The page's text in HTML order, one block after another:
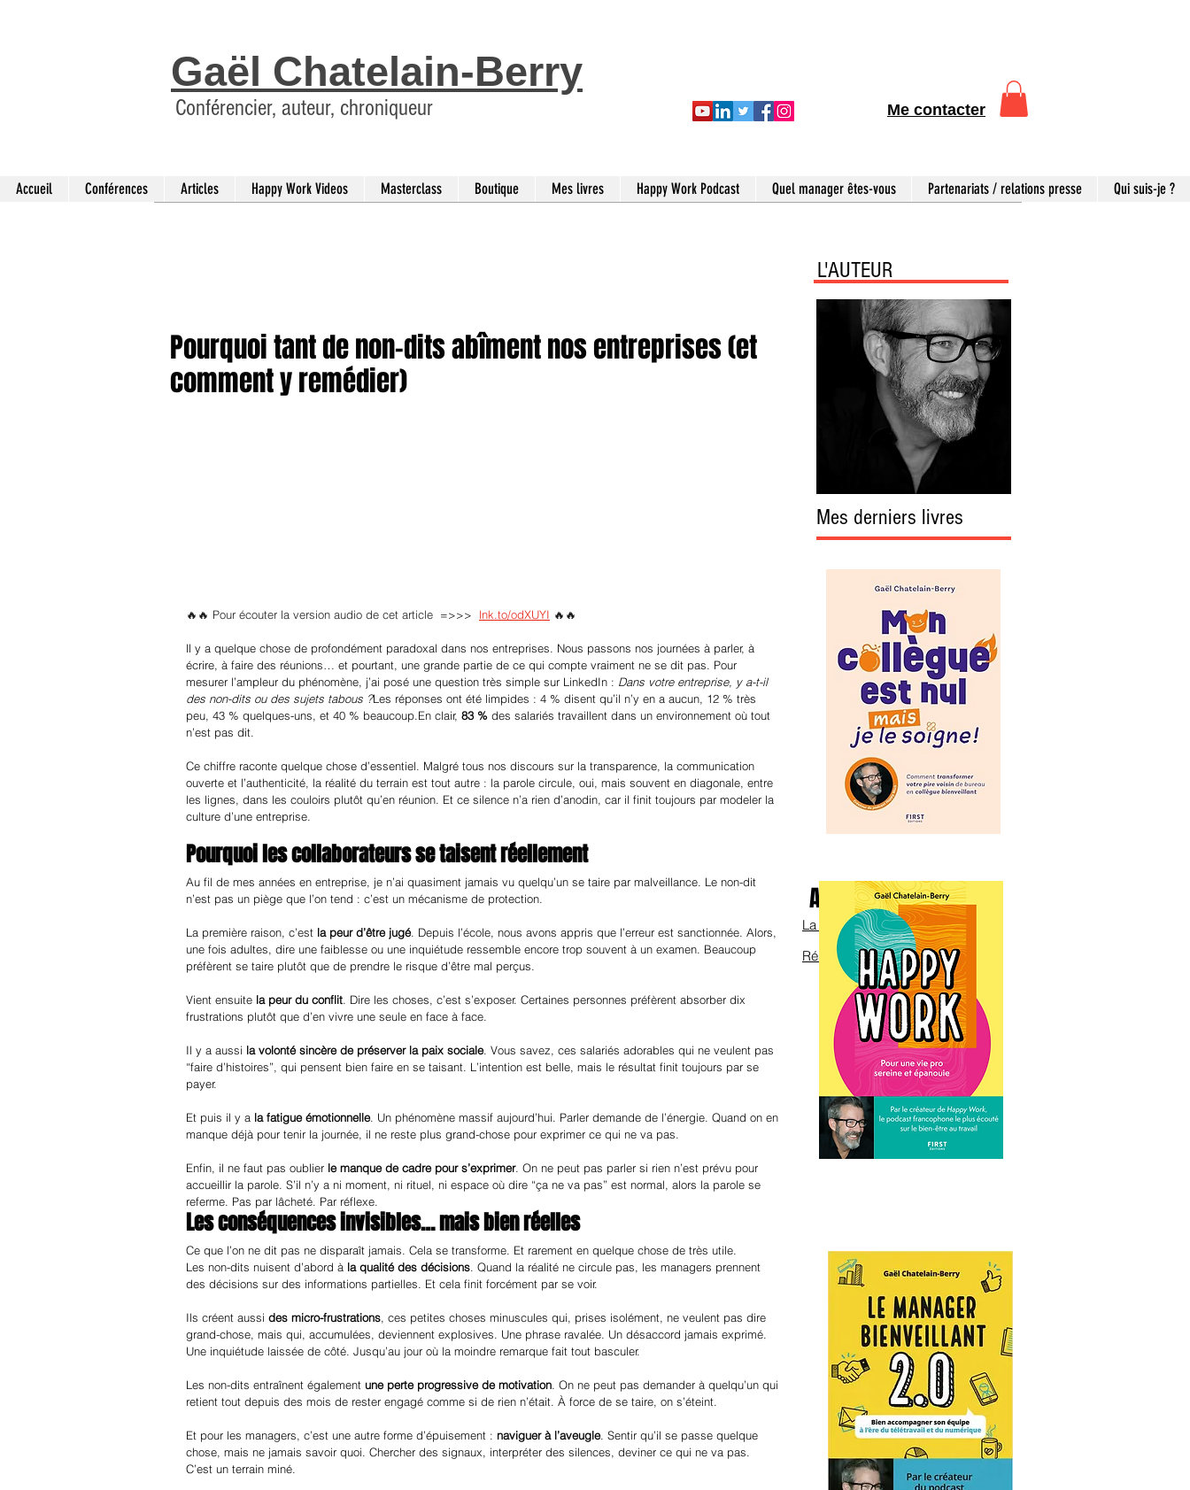
Gaël Chatelain-Berry
Conférencier, auteur, chroniqueur Me contacter
Accueil Conférences Articles Happy Work Videos Masterclass Boutique Mes livres Happy Work Podcast Quel manager êtes-vous Partenariats / relations presse Qui suis-je ?
Pourquoi tant de non-dits abîment nos entreprises (et
comment y remédier)
🔥🔥 Pour écouter la version audio de cet article  =>>> lnk.to/odXUYI 🔥🔥
ll y a quelque chose de profondément paradoxal dans nos entreprises. Nous passons nos journées à parler, à
écrire, à faire des réunions… et pourtant, une grande partie de ce qui compte vraiment ne se dit pas. Pour
mesurer l’ampleur du phénomène, j’ai posé une question très simple sur LinkedIn : Dans votre entreprise, y a-t-il
des non-dits ou des sujets tabous ?Les réponses ont été limpides : 4 % disent qu’il n’y en a aucun, 12 % très
peu, 43 % quelques-uns, et 40 % beaucoup.En clair, 83 % des salariés travaillent dans un environnement où tout
n’est pas dit.
Ce chiffre raconte quelque chose d’essentiel. Malgré tous nos discours sur la transparence, la communication
ouverte et l’authenticité, la réalité du terrain est tout autre : la parole circule, oui, mais souvent en diagonale, entre
les lignes, dans les couloirs plutôt qu’en réunion. Et ce silence n’a rien d’anodin, car il finit toujours par modeler la
culture d’une entreprise.
Pourquoi les collaborateurs se taisent réellement
Au fil de mes années en entreprise, je n’ai quasiment jamais vu quelqu’un se taire par malveillance. Le non-dit
n’est pas un piège que l’on tend : c’est un mécanisme de protection.
La première raison, c’est la peur d’être jugé. Depuis l’école, nous avons appris que l’erreur est sanctionnée. Alors,
une fois adultes, dire une faiblesse ou une inquiétude ressemble encore trop souvent à un examen. Beaucoup
préfèrent se taire plutôt que de prendre le risque d’être mal perçus.
Vient ensuite la peur du conflit. Dire les choses, c’est s’exposer. Certaines personnes préfèrent absorber dix
frustrations plutôt que d’en vivre une seule en face à face.
Il y a aussi la volonté sincère de préserver la paix sociale. Vous savez, ces salariés adorables qui ne veulent pas
“faire d’histoires”, qui pensent bien faire en se taisant. L’intention est belle, mais le résultat finit toujours par se
payer.
Et puis il y a la fatigue émotionnelle. Un phénomène massif aujourd’hui. Parler demande de l’énergie. Quand on en
manque déjà pour tenir la journée, il ne reste plus grand-chose pour exprimer ce qui ne va pas.
Enfin, il ne faut pas oublier le manque de cadre pour s’exprimer. On ne peut pas parler si rien n’est prévu pour
accueillir la parole. S’il n’y a ni moment, ni rituel, ni espace où dire “ça ne va pas” est normal, alors la parole se
referme. Pas par lâcheté. Par réflexe.
Les conséquences invisibles… mais bien réelles
Ce que l’on ne dit pas ne disparaît jamais. Cela se transforme. Et rarement en quelque chose de très utile.
Les non-dits nuisent d’abord à la qualité des décisions. Quand la réalité ne circule pas, les managers prennent
des décisions sur des informations partielles. Et cela finit forcément par se voir.
Ils créent aussi des micro-frustrations, ces petites choses minuscules qui, prises isolément, ne veulent pas dire
grand-chose, mais qui, accumulées, deviennent explosives. Une phrase ravalée. Un désaccord jamais exprimé.
Une inquiétude laissée de côté. Jusqu’au jour où la moindre remarque fait tout basculer.
Les non-dits entraînent également une perte progressive de motivation. On ne peut pas demander à quelqu’un qui
retient tout depuis des mois de rester engagé comme si de rien n’était. À force de se taire, on s’éteint.
Et pour les managers, c’est une autre forme d’épuisement : naviguer à l’aveugle. Sentir qu’il se passe quelque
chose, mais ne jamais savoir quoi. Chercher des signaux, interpréter des silences, deviner ce qui ne va pas.
C’est un terrain miné.
La bande annonce
Avec Bob sur scène
Réservez les billets
L'AUTEUR
Mes derniers livres